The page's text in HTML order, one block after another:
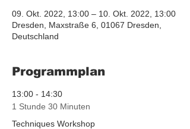
09. Okt. 2022, 13:00 – 10. Okt. 2022, 13:00
Dresden, Maxstraße 6, 01067 Dresden,
Deutschland
Programmplan
13:00 - 14:30
1 Stunde 30 Minuten
Techniques Workshop